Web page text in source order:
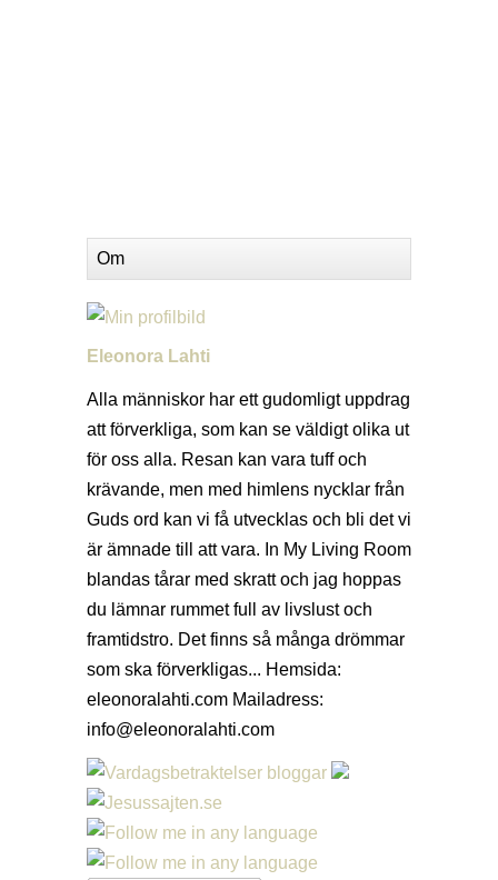
Om
Eleonora Lahti
Alla människor har ett gudomligt uppdrag
att förverkliga, som kan se väldigt olika ut
för oss alla. Resan kan vara tuff och
krävande, men med himlens nycklar från
Guds ord kan vi få utvecklas och bli det vi
är ämnade till att vara. In My Living Room
blandas tårar med skratt och jag hoppas
du lämnar rummet full av livslust och
framtidstro. Det finns så många drömmar
som ska förverkligas... Hemsida:
eleonoralahti.com Mailadress:
info@eleonoralahti.com